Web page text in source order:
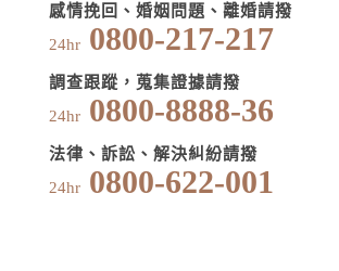
感情挽回、婚姻問題、離婚請撥
24hr0800-217-217
調查跟蹤，蒐集證據請撥
24hr0800-8888-36
法律、訴訟、解決糾紛請撥
24hr0800-622-001